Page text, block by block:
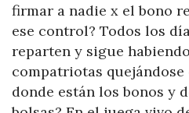
firmar a nadie x el bono
ese control? Todos los
reparten y sigue
compatriotas
donde están los bonos y